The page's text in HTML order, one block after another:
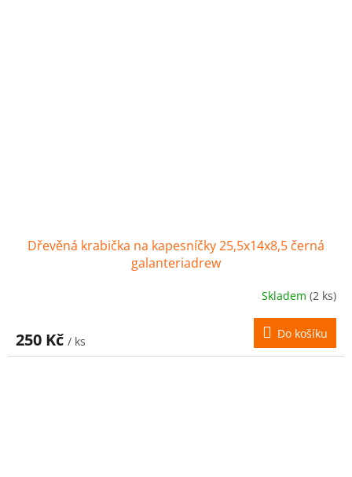
Dřevěná krabička na kapesníčky 25,5x14x8,5 černá
galanteriadrew
Skladem (2 ks)
250 Kč / ks
Do košíku